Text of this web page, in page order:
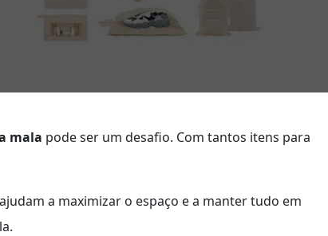
mala pode ser um desafio. Com tantos itens para
a maximizar o espaço e a manter tudo em